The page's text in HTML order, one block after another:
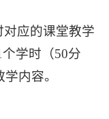
对应的课堂教学
学时（50分
内容。